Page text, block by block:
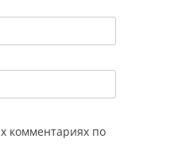
комментариях по